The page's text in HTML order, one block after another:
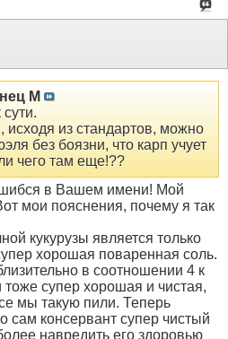
М
исходя из стандартов, можно
без боязни, что карп учует
чего там еще!??
в Вашем имени! Мой
мои пояснения, почему я так
кукурузы является только
хорошая поваренная соль.
в соотношении 4 к
супер хорошая и чистая,
мы такую пили. Теперь
сам консервант супер чистый
навредить его здоровью